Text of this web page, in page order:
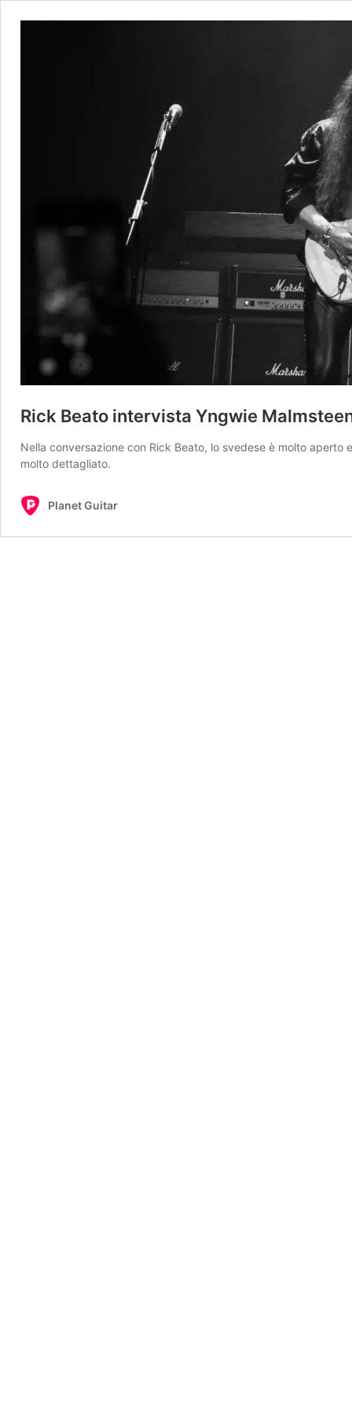
Rick Beato intervista Yngwie
Nella conversazione con Rick Beato, lo svedese è molto
molto dettagliato.
Planet Guitar